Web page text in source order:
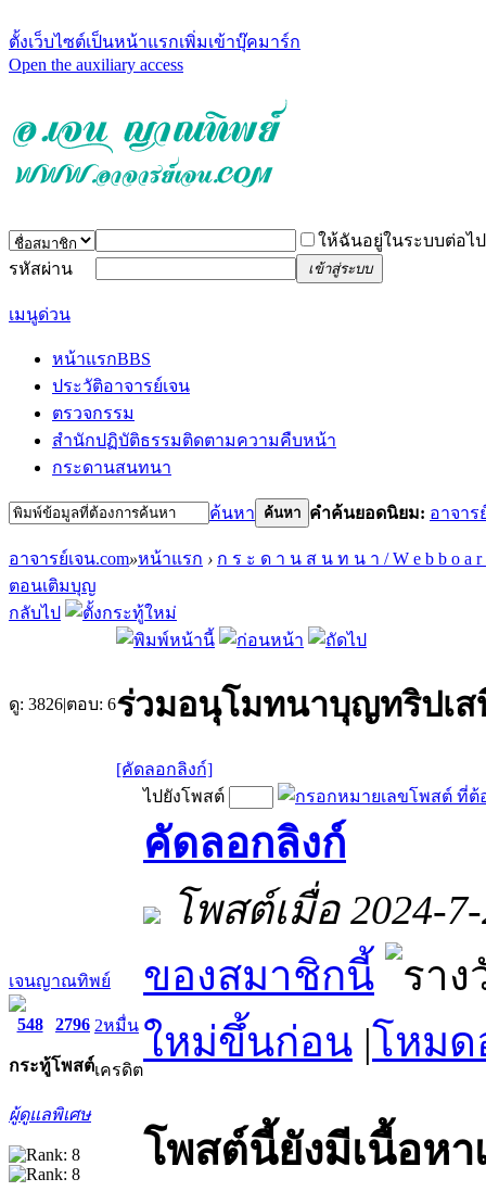
ตั้งเว็บไซต์เป็นหน้าแรกเพิ่มเข้าบุ๊คมาร์ก
Open the auxiliary access
ให้ฉันอยู่ในระบบต่อไป
รหัสผ่าน
เข้าสู่ระบบ
เมนูด่วน
หน้าแรกBBS
ประวัติอาจารย์เจน
ตรวจกรรม
สำนักปฏิบัติธรรมติดตามความคืบหน้า
กระดานสนทนา
ค้นหา ค้นหา คำค้นยอดนิยม: อาจาร
อาจารย์เจน.com»หน้าแรก › ก ร ะ ด า น ส น ท น า / W e b b o a r
ตอนเติมบุญ
กลับไป
ดู: 3826|ตอบ: 6ร่วมอนุโมทนาบุญทริปเส
[คัดลอกลิงก์]
เจนญาณทิพย์
548
กระทู้
2796
โพสต์
2หมื่น
เครดิต
ผู้ดูแลพิเศษ
ไปยังโพสต์
คัดลอกลิงก์
โพสต์เมื่อ 2024-
ของสมาชิกนี้
ใหม่ขึ้นก่อน |โหมด
โพสต์นี้ยังมีเนื้อหา